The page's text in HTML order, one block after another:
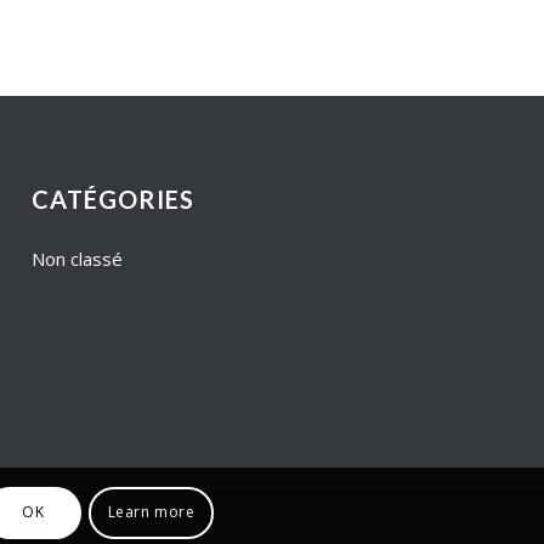
CATÉGORIES
Non classé
OK Learn more